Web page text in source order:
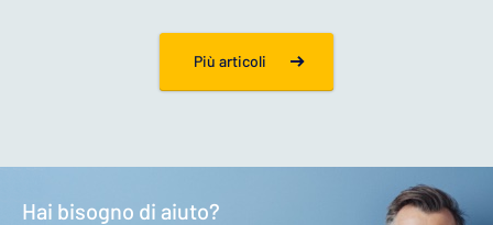
Più articoli
Hai bisogno di aiuto?